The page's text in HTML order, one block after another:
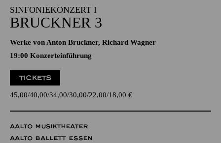
SINFONIEKONZERT I
BRUCKNER 3
Werke von Anton Bruckner, Richard Wagner
19:00 Konzerteinführung
TICKETS
45,00 40,00 34,00 30,00 22,00 18,00 €
AALTO MUSIKTHEATER
AALTO BALLETT ESSEN